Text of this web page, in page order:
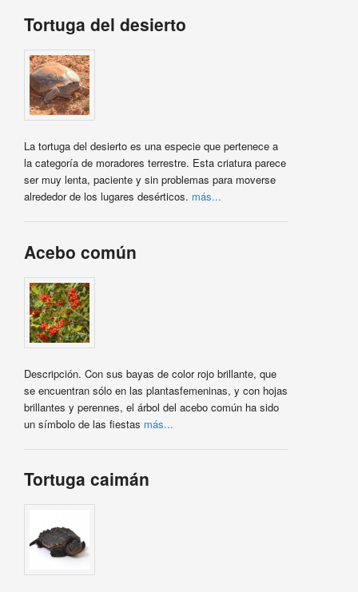
Tortuga del desierto
La tortuga del desierto es una especie que pertenece a
la categoría de moradores terrestre. Esta criatura parece
ser muy lenta, paciente y sin problemas para moverse
alrededor de los lugares desérticos. más...
Acebo común
Descripción. Con sus bayas de color rojo brillante, que
se encuentran sólo en las plantasfemeninas, y con hojas
brillantes y perennes, el árbol del acebo común ha sido
un símbolo de las fiestas más...
Tortuga caimán